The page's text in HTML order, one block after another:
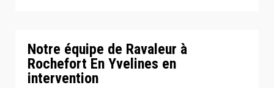
Notre équipe de Ravaleur à
Rochefort En Yvelines en
intervention